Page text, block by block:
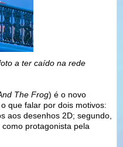
a ter caído na rede
The Frog) é o novo
que falar por dois motivos:
aos desenhos 2D; segundo,
protagonista pela